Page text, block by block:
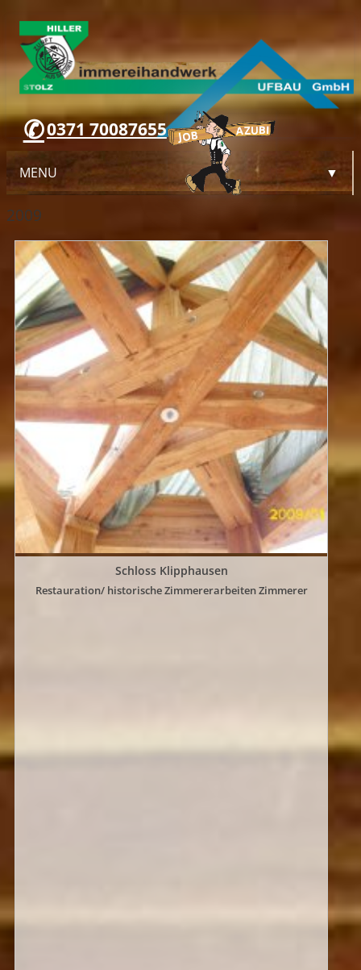
0371 70087655
MENU ▼
UNTERNEHMEN
LEISTUNGEN
REFERENZEN
JOB UND AZUBI
2009
Schloss Klipphausen
Restauration/ historische Zimmererarbeiten Zimmerer